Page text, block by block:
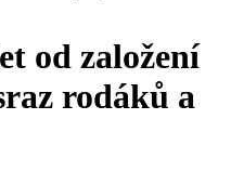
od založení
rodáků a